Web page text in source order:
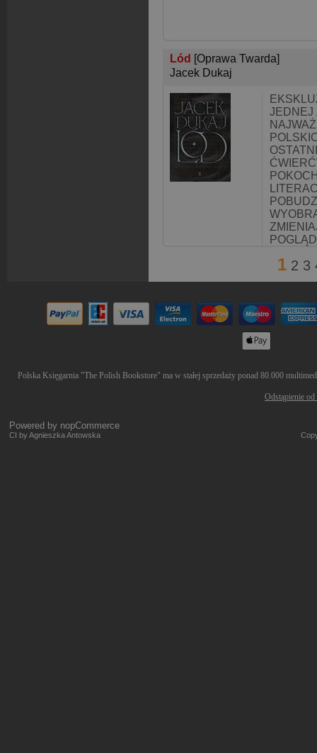
Lód [Oprawa Twarda]
Jacek Dukaj
JEDNEJ
1 2 3
Polska Księgarnia "The Polish Bookstore" ma w stałej sprzedaży ponad 80.000
Odstąpienie
Powered by nopCommerce
CI by Agnieszka Antowska